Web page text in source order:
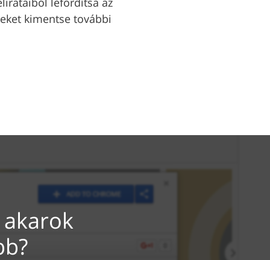
kimentse további